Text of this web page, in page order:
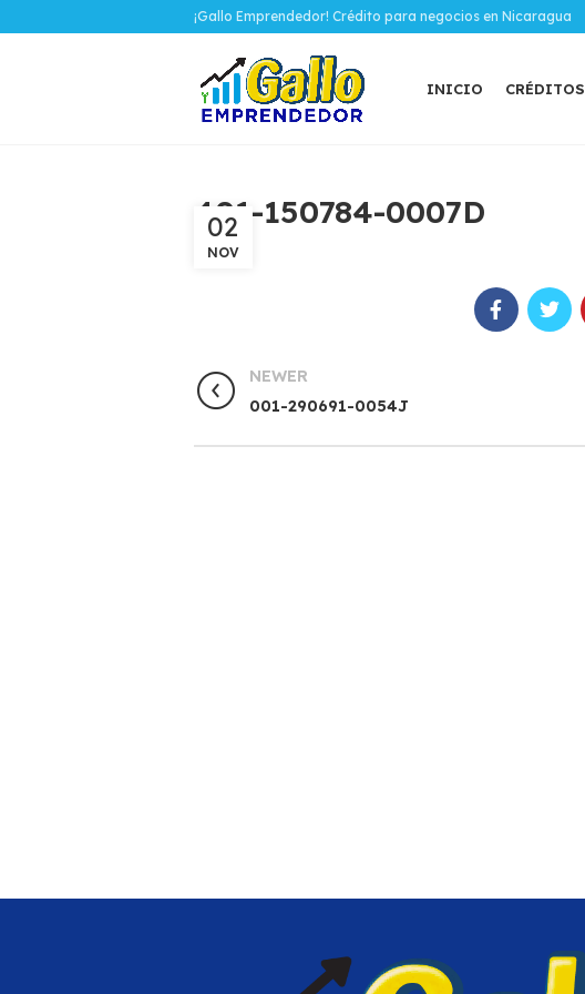
¡Gallo Emprendedor! Crédito para negocios en Nicaragua
INICIO CRÉDITOS
401-150784-0007D
02
NOV
NEWER
001-290691-0054J